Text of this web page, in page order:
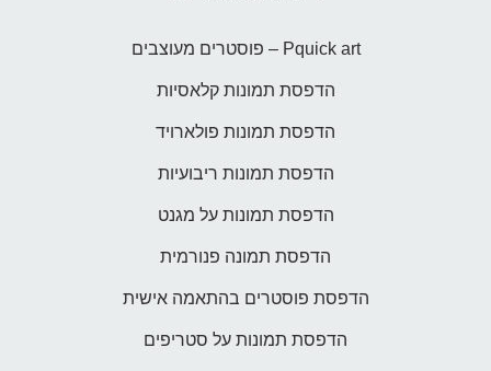
Pquick art – פוסטרים מעוצבים
הדפסת תמונות קלאסיות
הדפסת תמונות פולארויד
הדפסת תמונות ריבועיות
הדפסת תמונות על מגנט
הדפסת תמונה פנורמית
הדפסת פוסטרים בהתאמה אישית
הדפסת תמונות על סטריפים